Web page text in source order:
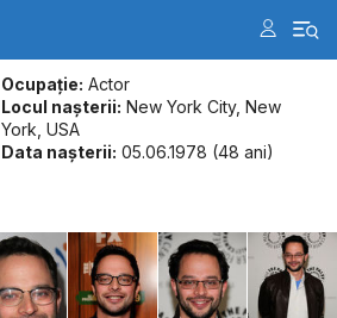
Ocupație: Actor
Locul naşterii: New York City, New
York, USA
Data naşterii: 05.06.1978 (48 ani)